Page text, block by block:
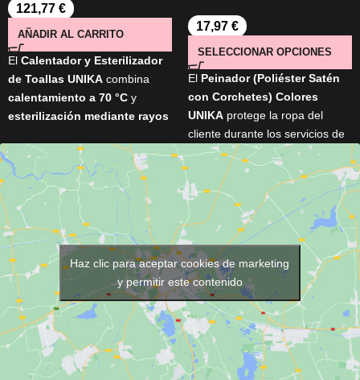
121,77 €
AÑADIR AL CARRITO
El Calentador y Esterilizador
de Toallas UNIKA combina
calentamiento a 70 °C y
esterilización mediante rayos
listas para cada servicio. Con
16 litros de capacidad
,
espacio parahasta 8 toallas
una resistente estructura de
acero inoxidable , es perfecto
para peluquerías, barberías,
spas y centros de estética.
17,97 €
SELECCIONAR OPCIONES
El Peinador (Poliéster Satén
con Corchetes) Colores
UNIKA protege la ropa del
cliente durante los servicios de
peluquería y barbería. Cuenta
con
cierre de corchetes,
cuello de 48 cm, medidas de
145 × 118 cmy está disponible
en varios colores(Negro,
Marrón, Gris Plata, Azul y
Fucsia). Su tejido ligero y
resistente garantiza comodidad
y un uso profesional diario.
Haz clic para aceptar cookies de marketing
y permitir este contenido